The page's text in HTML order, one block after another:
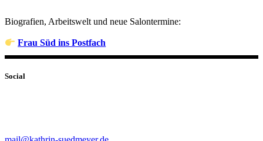
Biografien, Arbeitswelt und neue Salontermine:
Frau Süd ins Postfach
Social